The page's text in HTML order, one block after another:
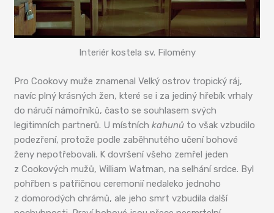
Interiér kostela sv. Filomény
Pro Cookovy muže znamenal Velký ostrov tropický ráj,
navíc plný krásných žen, které se i za jediný hřebík vrhaly
do náručí námořníků, často se souhlasem svých
legitimních partnerů. U místníchkahunů to však vzbudilo
podezření, protože podle zaběhnutého učení bohové
ženy nepotřebovali. K dovršení všeho zemřel jeden
z Cookových mužů, William Watman, na selhání srdce. Byl
pohřben s patřičnou ceremonií nedaleko jednoho
z domorodých chrámů, ale jeho smrt vzbudila další